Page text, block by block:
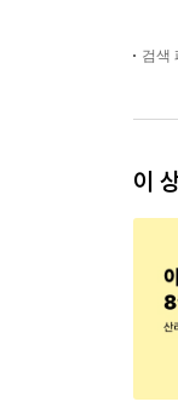
검색
이